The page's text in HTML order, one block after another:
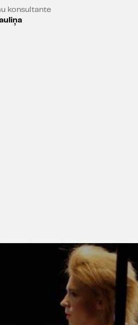
konsultante